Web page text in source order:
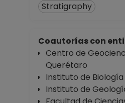
Stratigraphy
Coautorías con
Centro de
Querétaro
Instituto de Biología
Instituto de